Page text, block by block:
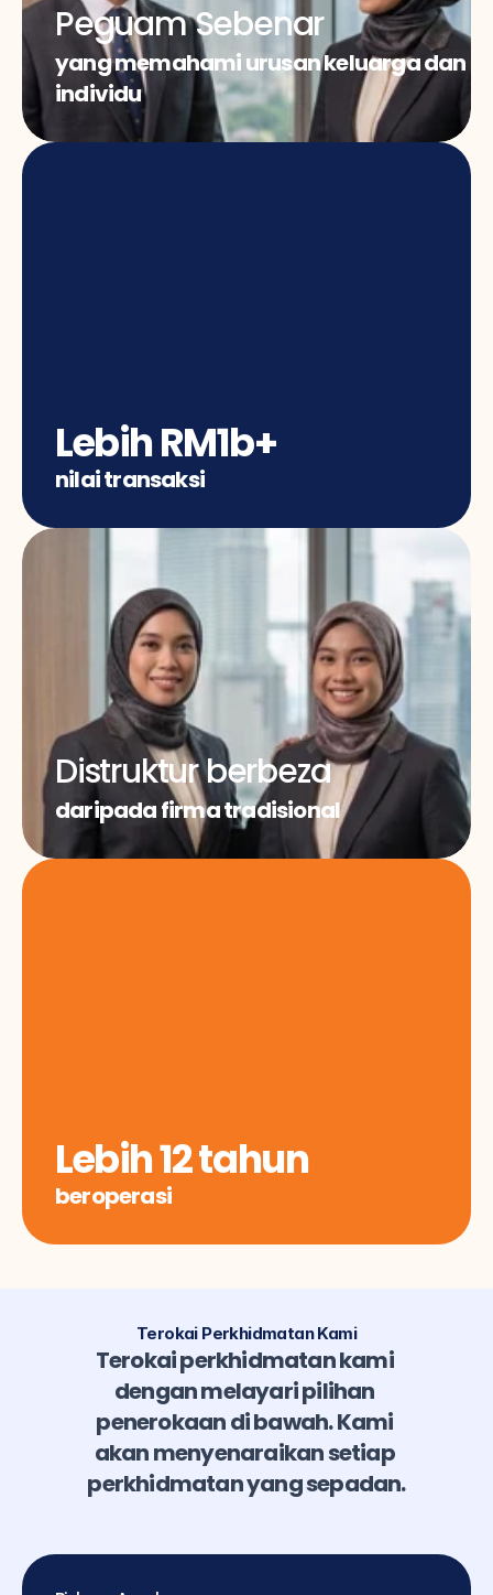
Peguam Sebenar
yang memahami urusan keluarga dan
individu
Lebih RM1b+
nilai transaksi
Lebih 12 tahun
beroperasi
Distruktur berbeza
daripada firma tradisional
Terokai Perkhidmatan Kami
Terokai perkhidmatan kami
dengan melayari pilihan
penerokaan di bawah. Kami
akan menyenaraikan setiap
perkhidmatan yang sepadan.